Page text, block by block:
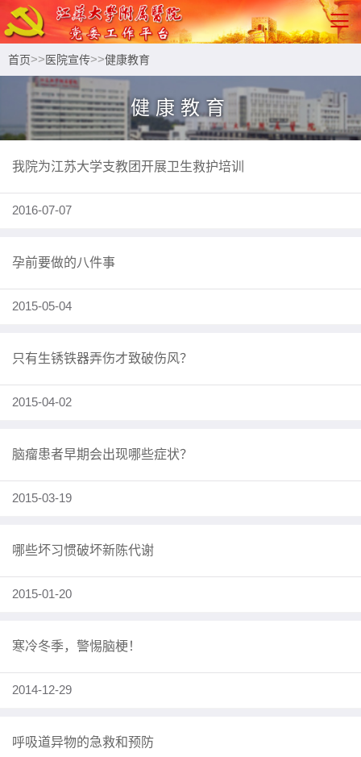
首页>>医院宣传>>健康教育
健康教育
我院为江苏大学支教团开展卫生救护培训
2016-07-07
孕前要做的八件事
2015-05-04
只有生锈铁器弄伤才致破伤风？
2015-04-02
脑瘤患者早期会出现哪些症状？
2015-03-19
哪些坏习惯破坏新陈代谢
2015-01-20
寒冷冬季，警惕脑梗！
2014-12-29
呼吸道异物的急救和预防